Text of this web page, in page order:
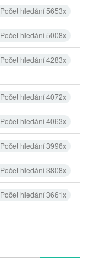
Počet hledání 5653x
Počet hledání 5008x
Počet hledání 4283x
Počet hledání 4072x
Počet hledání 4063x
Počet hledání 3996x
Počet hledání 3808x
Počet hledání 3661x